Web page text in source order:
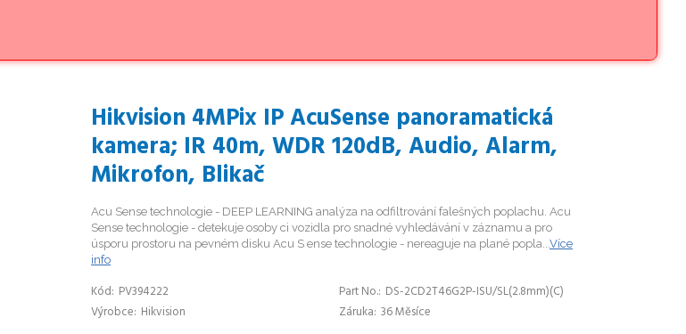
Hikvision 4MPix IP AcuSense panoramatická
kamera; IR 40m, WDR 120dB, Audio, Alarm,
Mikrofon, Blikač
Acu Sense technologie - DEEP LEARNING analýza na odfiltrování falešných poplachu. Acu
Sense technologie - detekuje osoby ci vozidla pro snadné vyhledávání v záznamu a pro
úsporu prostoru na pevném disku Acu S ense technologie - nereaguje na plané popla...Více
info
Kód PV394222 Part No. DS-2CD2T46G2P-ISU/SL(2.8mm)(C)
Výrobce Hikvision Záruka 36 Měsíce